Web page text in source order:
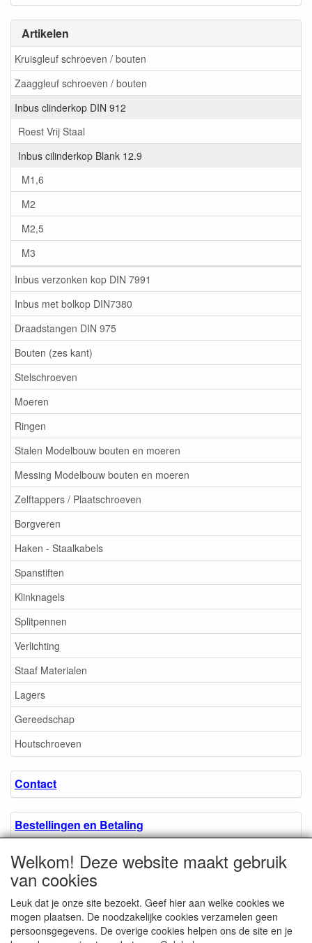
Artikelen
Kruisgleuf schroeven / bouten
Zaaggleuf schroeven / bouten
Inbus clinderkop DIN 912
Roest Vrij Staal
Inbus cilinderkop Blank 12.9
M1,6
M2
M2,5
M3
Inbus verzonken kop DIN 7991
Inbus met bolkop DIN7380
Draadstangen DIN 975
Bouten (zes kant)
Stelschroeven
Moeren
Ringen
Stalen Modelbouw bouten en moeren
Messing Modelbouw bouten en moeren
Zelftappers / Plaatschroeven
Borgveren
Haken - Staalkabels
Spanstiften
Klinknagels
Splitpennen
Verlichting
Staaf Materialen
Lagers
Gereedschap
Houtschroeven
Contact
Bestellingen en Betaling
Algemene voorwaarden
Over ons.
Welkom! Deze website maakt gebruik
van cookies
Leuk dat je onze site bezoekt. Geef hier aan welke cookies we
mogen plaatsen. De noodzakelijke cookies verzamelen geen
persoonsgegevens. De overige cookies helpen ons de site en je